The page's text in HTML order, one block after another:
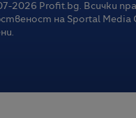
2026 Profit.bg. Всички
на Sportal Media